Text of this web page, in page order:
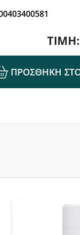
ΤΙΜΉ:
ΠΡΟΣΘΉΚΗ